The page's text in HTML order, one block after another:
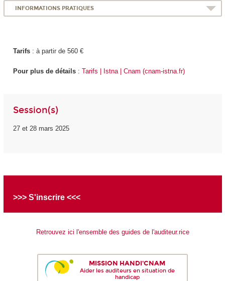
INFORMATIONS PRATIQUES
Tarifs: à partir de 560 €
Pour plus de détails: Tarifs | Istna | Cnam (cnam-istna.fr)
Session(s)
27 et 28 mars 2025
>>> S'inscrire <<<
Retrouvez ici l'ensemble des guides de l'auditeur.rice
MISSION HANDI'CNAM
Aider les auditeurs en situation de
handicap